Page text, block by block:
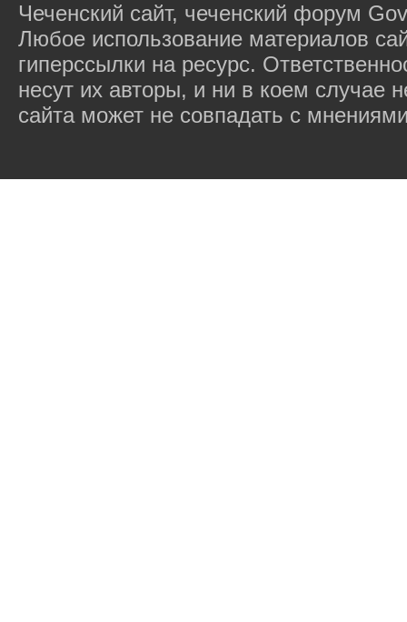
Чеченский сайт, чеченский форум
Любое использование материалов
гиперссылки на ресурс.
несут их авторы, и ни в коем случае
сайта может не совпадать с